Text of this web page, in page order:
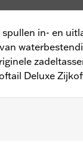
spullen in- en
Deluxe